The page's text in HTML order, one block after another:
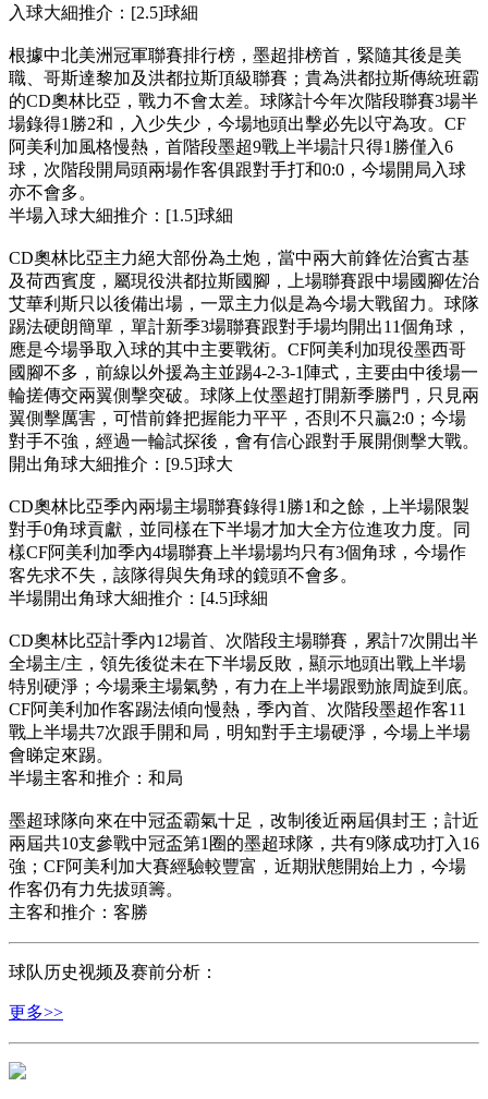
入球大細推介：[2.5]球細
根據中北美洲冠軍聯賽排行榜，墨超排榜首，緊隨其後是美
職、哥斯達黎加及洪都拉斯頂級聯賽；貴為洪都拉斯傳統班霸
的CD奧林比亞，戰力不會太差。球隊計今年次階段聯賽3場半
場錄得1勝2和，入少失少，今場地頭出擊必先以守為攻。CF
阿美利加風格慢熱，首階段墨超9戰上半場計只得1勝僅入6
球，次階段開局頭兩場作客俱跟對手打和0:0，今場開局入球
亦不會多。
半場入球大細推介：[1.5]球細
CD奧林比亞主力絕大部份為土炮，當中兩大前鋒佐治賓古基
及荷西賓度，屬現役洪都拉斯國腳，上場聯賽跟中場國腳佐治
艾華利斯只以後備出場，一眾主力似是為今場大戰留力。球隊
踢法硬朗簡單，單計新季3場聯賽跟對手場均開出11個角球，
應是今場爭取入球的其中主要戰術。CF阿美利加現役墨西哥
國腳不多，前線以外援為主並踢4-2-3-1陣式，主要由中後場一
輪搓傳交兩翼側擊突破。球隊上仗墨超打開新季勝門，只見兩
翼側擊厲害，可惜前鋒把握能力平平，否則不只贏2:0；今場
對手不強，經過一輪試探後，會有信心跟對手展開側擊大戰。
開出角球大細推介：[9.5]球大
CD奧林比亞季內兩場主場聯賽錄得1勝1和之餘，上半場限製
對手0角球貢獻，並同樣在下半場才加大全方位進攻力度。同
樣CF阿美利加季內4場聯賽上半場場均只有3個角球，今場作
客先求不失，該隊得與失角球的鏡頭不會多。
半場開出角球大細推介：[4.5]球細
CD奧林比亞計季內12場首、次階段主場聯賽，累計7次開出半
全場主/主，領先後從未在下半場反敗，顯示地頭出戰上半場
特別硬淨；今場乘主場氣勢，有力在上半場跟勁旅周旋到底。
CF阿美利加作客踢法傾向慢熱，季內首、次階段墨超作客11
戰上半場共7次跟手開和局，明知對手主場硬淨，今場上半場
會睇定來踢。
半場主客和推介：和局
墨超球隊向來在中冠盃霸氣十足，改制後近兩屆俱封王；計近
兩屆共10支參戰中冠盃第1圈的墨超球隊，共有9隊成功打入16
強；CF阿美利加大賽經驗較豐富，近期狀態開始上力，今場
作客仍有力先拔頭籌。
主客和推介：客勝
球队历史视频及赛前分析：
更多>>